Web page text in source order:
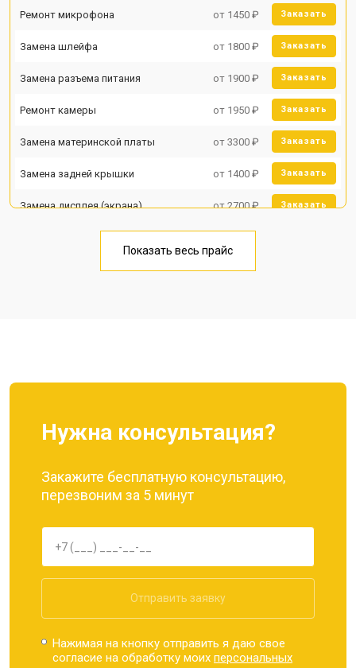
Ремонт микрофона от 1450 ₽ Заказать
Замена шлейфа от 1800 ₽ Заказать
Замена разъема питания от 1900 ₽ Заказать
Ремонт камеры от 1950 ₽ Заказать
Замена материнской платы от 3300 ₽ Заказать
Замена задней крышки от 1400 ₽ Заказать
Замена дисплея (экрана) от 2700 ₽ Заказать
Замена кнопки включения от 1750 ₽
Показать весь прайс
Нужна консультация?
Закажите бесплатную консультацию,
перезвоним за 5 минут
Отправить заявку
Нажимая на кнопку отправить я даю свое
согласие на обработку моихперсональных